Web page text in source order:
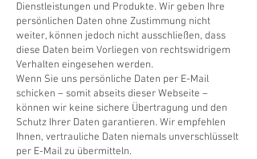
Dienstleistungen und Produkte. Wir geben Ihre
persönlichen Daten ohne Zustimmung nicht
weiter, können jedoch nicht ausschließen, dass
diese Daten beim Vorliegen von rechtswidrigem
Verhalten eingesehen werden.
Wenn Sie uns persönliche Daten per E-Mail
schicken – somit abseits dieser Webseite –
können wir keine sichere Übertragung und den
Schutz Ihrer Daten garantieren. Wir empfehlen
Ihnen, vertrauliche Daten niemals unverschlüsselt
per E-Mail zu übermitteln.